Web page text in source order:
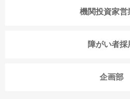
機関投資家営
障がい者採
企画部